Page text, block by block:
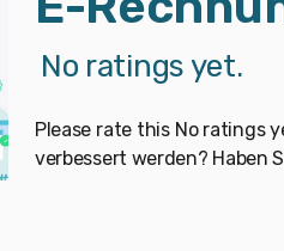
No ratings yet.
Please rate this No ratings
verbessert werden? Haben